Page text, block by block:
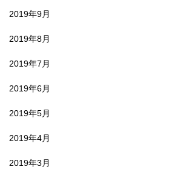
2019年9月
2019年8月
2019年7月
2019年6月
2019年5月
2019年4月
2019年3月